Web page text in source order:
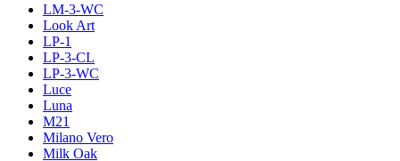
LM-3-WC
Look Art
LP-1
LP-3-CL
LP-3-WC
Luce
Luna
M21
Milano Vero
Milk Oak